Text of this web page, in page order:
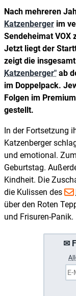
Nach mehreren
Katzenberger im
Sendeheimat VOX
Jetzt liegt der
zeigt die
Katzenberger" ab
im Doppelpack.
Folgen im
gestellt.
In der Fortsetzung
Katzenberger
und emotional.
Geburtstag.
Kindheit. Die
die Kulissen des
über den Roten
und Frisuren-Panik.
✉
A